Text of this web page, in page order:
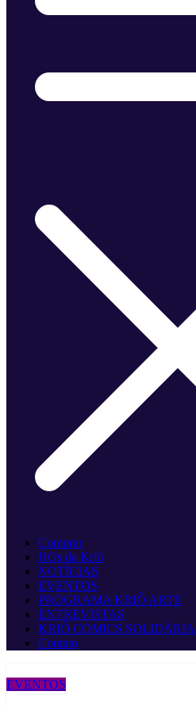
Comprar
HQs da Kriô
NOTÍCIAS
EVENTOS
PROGRAMA KRIÔ ARTE
ENTREVISTAS
KRIÔ COMICS SOLIDÁRIA
Contato
EVENTOS